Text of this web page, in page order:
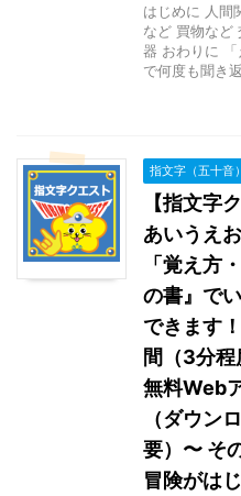
はじめに 人間
など 買物など
器 おわりに
で何度も聞き
指文字（五十音）
【指文字
あいうえ
「覚え方
の書』で
できます
間（3分
無料Web
（ダウン
要）〜 そ
冒険がは